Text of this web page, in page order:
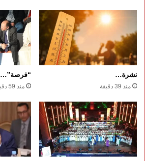
نشرة…
منذ 39 دقيقة
“فرصة”…
منذ 59 دقيقة